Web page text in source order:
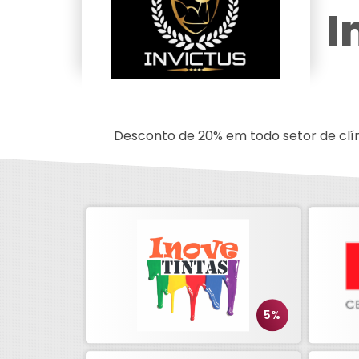
Desconto de 20% em todo setor de
5%